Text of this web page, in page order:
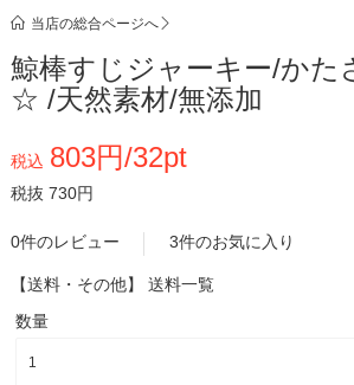
当店の総合ページへ
鯨棒すじジャーキー/
☆ /天然素材/無添加
税込 803円/32pt
税抜 730円
0件のレビュー 3件のお気に入り
【送料・その他】 送料一覧
数量